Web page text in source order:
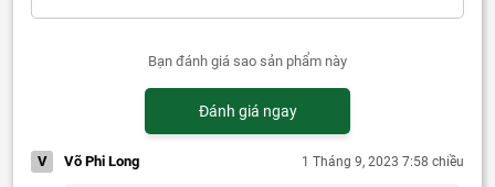
Bạn đánh giá sao sản phẩm này
Đánh giá ngay
V Võ Phi Long 1 Tháng 9, 2023 7:58 chiều